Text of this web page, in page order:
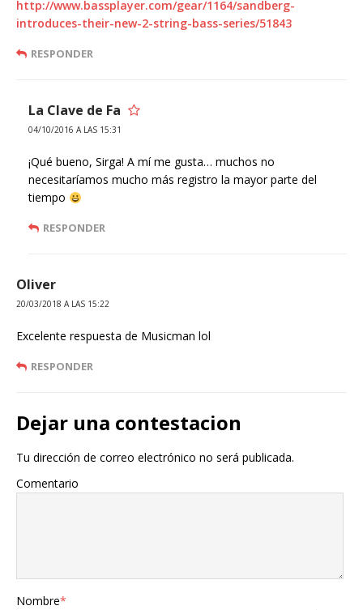
http://www.bassplayer.com/gear/1164/sandberg-
introduces-their-new-2-string-bass-series/51843
RESPONDER
La Clave de Fa
04/10/2016 A LAS 15:31
¡Qué bueno, Sirga! A mí me gusta… muchos no
necesitaríamos mucho más registro la mayor parte del
tiempo
RESPONDER
Oliver
20/03/2018 A LAS 15:22
Excelente respuesta de Musicman lol
RESPONDER
Dejar una contestacion
Tu dirección de correo electrónico no será publicada.
Comentario
Nombre*